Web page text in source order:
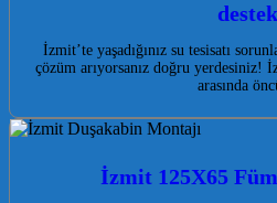
destek
İzmit’te yaşadığınız su tesisatı
çözüm arıyorsanız doğru yerdesiniz!
arasında
İzmit 125X65